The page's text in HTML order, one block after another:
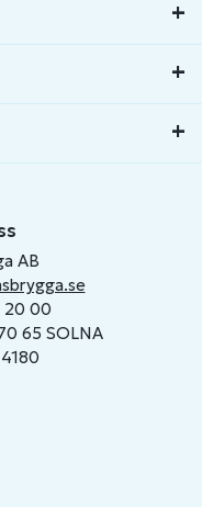
AB
20 00
65 SOLNA